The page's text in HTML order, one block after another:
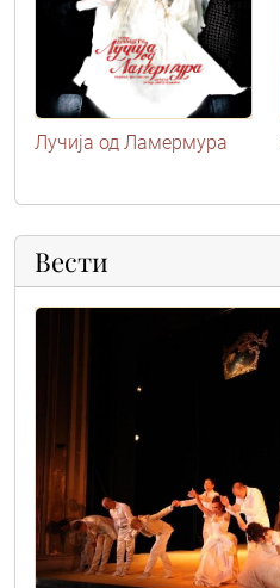
Лучија од Ламермура
Вести